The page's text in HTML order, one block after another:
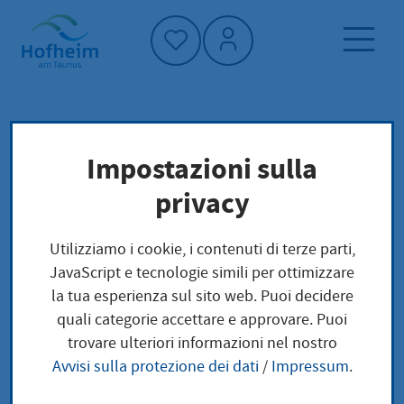
Home"
Pagina iniziale
Trova servizi
Preoccupazioni locali
Unterhaltsansprüche gegenüber im Ausland
Unterhaltsansprüche
gegenüber im Ausland
Impostazioni sulla
privacy
Utilizziamo i cookie, i contenuti di terze parti,
JavaScript e tecnologie simili per ottimizzare
la tua esperienza sul sito web. Puoi decidere
quali categorie accettare e approvare. Puoi
trovare ulteriori informazioni nel nostro
Avvisi sulla protezione dei dati/ Impressum.